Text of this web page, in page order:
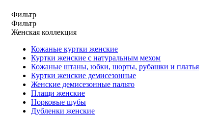
Фильтр
Фильтр
Женская коллекция
Кожаные куртки женские
Куртки женские с натуральным мехом
Кожаные штаны, юбки, шорты, рубашки и платья
Куртки женские демисезонные
Женские демисезонные пальто
Плащи женские
Норковые шубы
Дубленки женские